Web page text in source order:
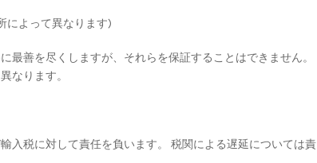
によって異なります)
最善を尽くしますが、それらを保証することはできません。
なります。
入税に対して責任を負います。 税関による遅延については責